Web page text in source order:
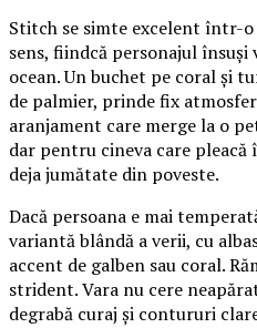
Stitch se simte excelent într-
sens, fiindcă personajul
ocean. Un buchet pe coral și
de palmier, prinde fix
aranjament care merge la o
dar pentru cineva care pleacă
deja jumătate din poveste.
Dacă persoana e mai
variantă blândă a verii, cu
accent de galben sau coral.
strident. Vara nu cere
degrabă curaj și contururi